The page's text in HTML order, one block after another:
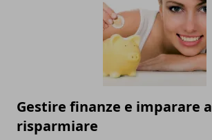
Gestire finanze e imparare a
risparmiare